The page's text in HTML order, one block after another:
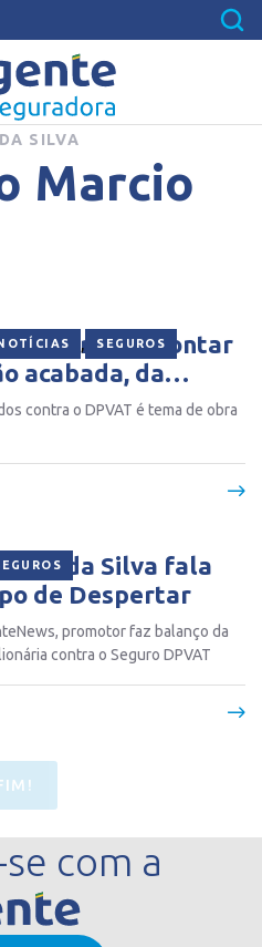
SILVA
Marcio
, SEGUROS
vai contar
acabada, da
Despertar
contra o DPVAT é tema de obra
da Silva fala
de Despertar
promotor faz balanço da
contra o Seguro DPVAT
com a